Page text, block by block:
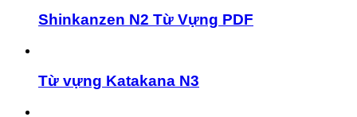
Shinkanzen N2 Từ Vựng PDF
Từ vựng Katakana N3